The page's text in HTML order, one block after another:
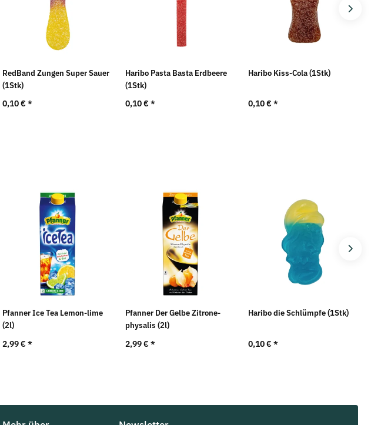
RedBand Zungen Super Sauer
(1Stk)
0,10 €*
Haribo Pasta Basta Erdbeere
(1Stk)
0,10 €*
Haribo Kiss-Cola (1Stk)
0,10 €*
Pfanner Ice Tea Lemon-lime
(2l)
2,99 €*
Pfanner Der Gelbe Zitrone-
physalis (2l)
2,99 €*
Haribo die Schlümpfe (1Stk)
0,10 €*